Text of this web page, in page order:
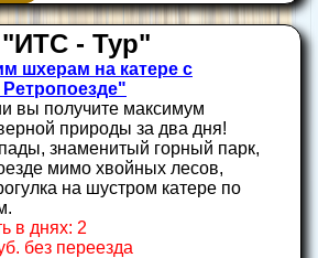
- Тур"
шхерам на катере с
вы получите максимум
природы за два дня!
знаменитый горный парк,
мимо хвойных лесов,
на шустром катере по
в днях: 2
без переезда